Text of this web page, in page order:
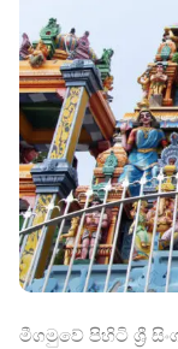
මීගමුවේ පිහිටි ශ්‍රී